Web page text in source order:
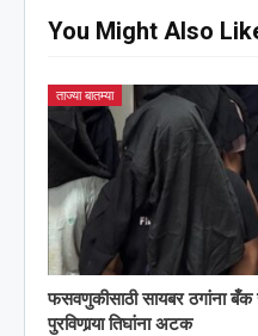
You Might Also
ताज्या बातम्या
फसवणुकीसाठी सायबर ठगांना बँक
पुरविणार्‍या तिघांना अटक